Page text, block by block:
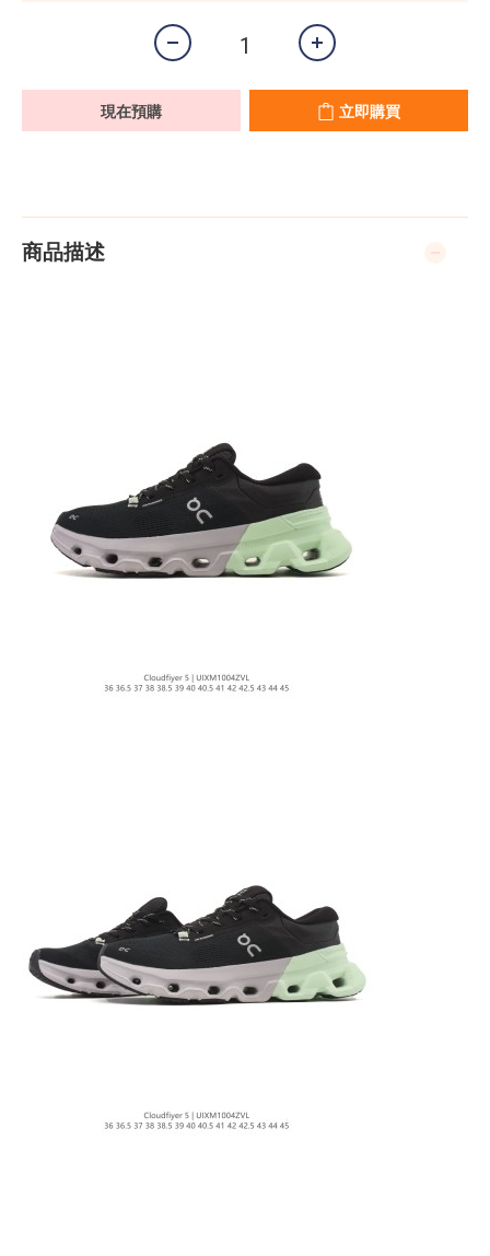
現在預購 立即購買
商品描述